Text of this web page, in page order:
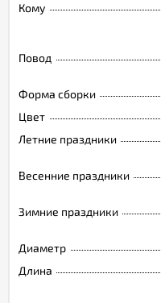
Кому
Повод
Форма сборки
Цвет
Летние праздники
Весенние праздники
Зимние праздники
Диаметр
Длина